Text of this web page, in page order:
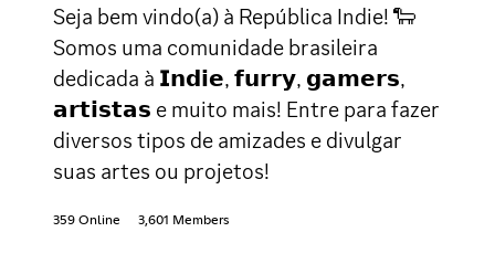
Seja bem vindo(a) à República Indie! 🐑
Somos uma comunidade brasileira
dedicada à 𝗜𝗻𝗱𝗶𝗲, 𝗳𝘂𝗿𝗿𝘆, 𝗴𝗮𝗺𝗲𝗿𝘀,
𝗮𝗿𝘁𝗶𝘀𝘁𝗮𝘀 e muito mais! Entre para fazer
diversos tipos de amizades e divulgar
suas artes ou projetos!
359 Online 3,601 Members